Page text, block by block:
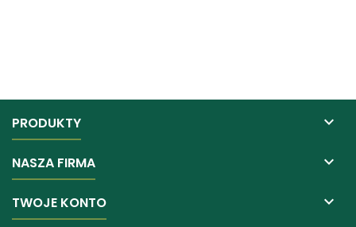
PRODUKTY 
NASZA FIRMA 
TWOJE KONTO 